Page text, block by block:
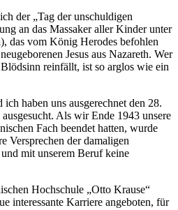
der Tag der unschuldigen
an das Massaker aller Kinder unter
das vom König Herodes befohlen
Jesus aus Nazareth. Wer
reinfällt, ist so arglos wie ein
haben uns ausgerechnet den 28.
Als wir Ende 1943 unsere
Fach beendet hatten, wurde
Versprechen der damaligen
mit unserem Beruf keine
Hochschule
Otto Krause
interessante Karriere angeboten, für